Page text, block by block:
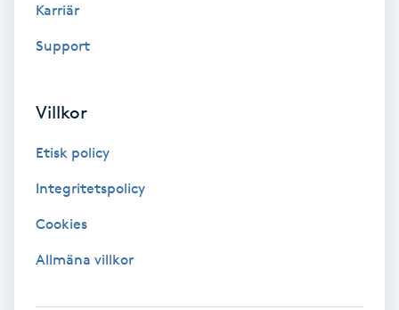
Piercing
Pigmentfläckar
Plastikkirurgi
Karriär
Support
Villkor
Etisk policy
Integritetspolicy
Cookies
Allmäna villkor